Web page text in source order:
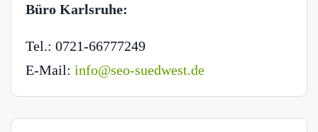
Büro Karlsruhe:
Tel.: 0721-66777249
E-Mail: info@seo-suedwest.de